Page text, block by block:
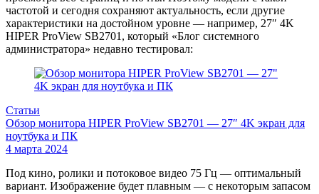
частотой и сегодня сохраняют актуальность, если другие
характеристики на достойном уровне — например, 27″ 4K
HIPER ProView SB2701, который «Блог системного
администратора» недавно тестировал:
Статьи
Обзор монитора HIPER ProView SB2701 — 27″ 4K экран для
ноутбука и ПК
4 марта 2024
Под кино, ролики и потоковое видео 75 Гц — оптимальный
вариант. Изображение будет плавным — с некоторым запасом